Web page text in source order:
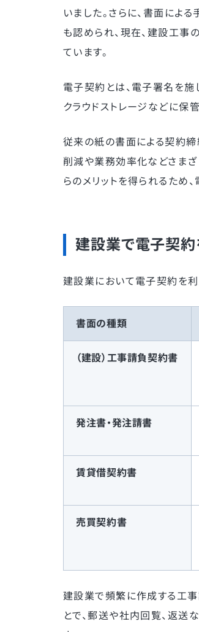
いました。さらに、書面によ
も認められ、現在、建設工
ています。
電子契約とは、電子署名を施
クラウドストレージなどに保
従来の紙の書面による契約
削減や業務効率化などさまざ
らのメリットを得られるため
建設業で電子契約
建設業において電子契約を
書面の種類
（建設）工事請負契約書
発注書・発注請書
賃貸借契約書
売買契約書
建設業で頻繁に作成する工
とで、郵送や社内回覧、返